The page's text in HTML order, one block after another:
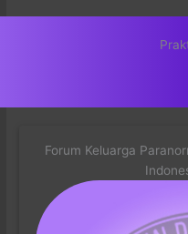
Forum Keluarga